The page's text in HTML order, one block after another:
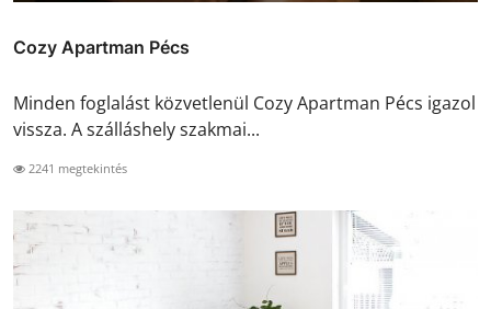
Cozy Apartman Pécs
Minden foglalást közvetlenül Cozy Apartman Pécs igazol
vissza. A szálláshely szakmai...
2241 megtekintés